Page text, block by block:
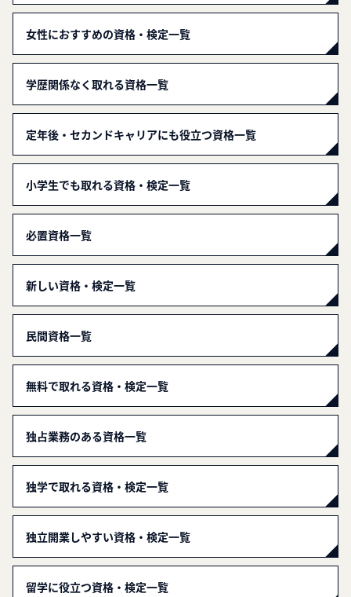
女性におすすめの資格・検定一覧
学歴関係なく取れる資格一覧
定年後・セカンドキャリアにも役立つ資格一覧
小学生でも取れる資格・検定一覧
必置資格一覧
新しい資格・検定一覧
民間資格一覧
無料で取れる資格・検定一覧
独占業務のある資格一覧
独学で取れる資格・検定一覧
独立開業しやすい資格・検定一覧
留学に役立つ資格・検定一覧